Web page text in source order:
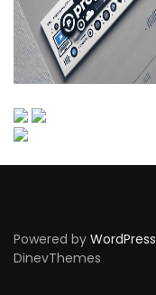
Powered by WordPress
DinevThemes